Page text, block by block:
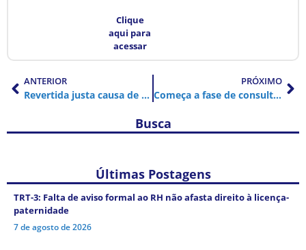
Clique
aqui para
acessar
ANTERIOR
Revertida justa causa de mãe que faltava ao trabalho para amamentar
PRÓXIMO
Começa a fase de consulta e sugestão da Pauta de Reivindicações da Funcamp
Busca
Últimas Postagens
TRT-3: Falta de aviso formal ao RH não afasta direito à licença-
paternidade
7 de agosto de 2026